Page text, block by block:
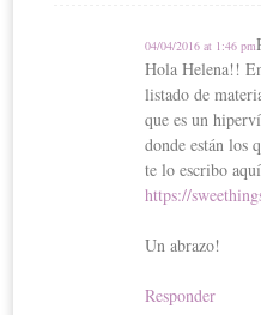
04/04/2016 at 1:46 pm
Hola Helena!!
listado de
que es un
donde están los
te lo escribo
https://
Un abrazo!
Responder